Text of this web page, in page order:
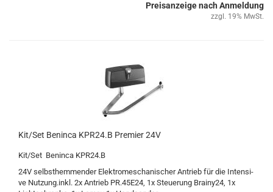
Preisanzeige nach Anmeldung
zzgl. 19% MwSt.
Kit/Set Ben­in­ca KPR24.B Pre­mier 24V
Kit/Set Ben­in­ca KPR24.B
24V selbst­hem­men­der Elek­tro­me­scha­ni­scher An­trieb für die In­ten­si­
ve Nut­zung.inkl. 2x An­trieb PR.45E24, 1x Steue­rung Brainy24, 1x